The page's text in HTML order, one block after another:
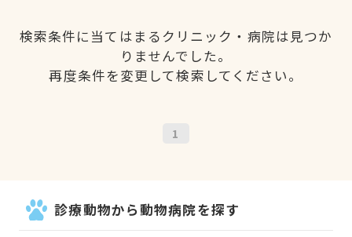
検索条件に当てはまるクリニック・病院は見つか
りませんでした。
再度条件を変更して検索してください。
1
診療動物から動物病院を探す